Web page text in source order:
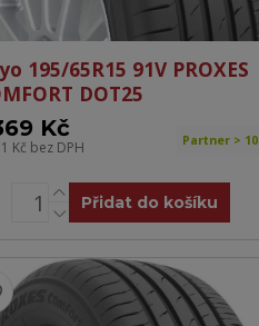
195/65R15 91V PROXES
DOT25
Kč
Kč bez DPH Partner > 10
Přidat do košíku